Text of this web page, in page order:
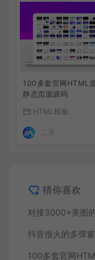
100多套官网HTML
静态页面源码
HTML模板
猜你喜欢
对接3000+美图
抖音很火的多弹